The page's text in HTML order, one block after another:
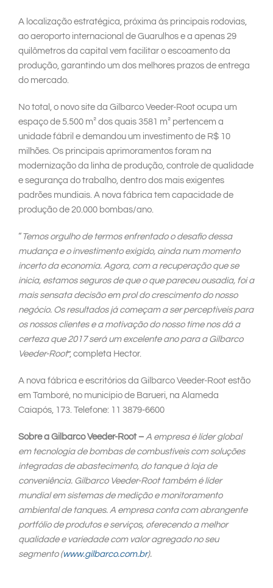
A localização estratégica, próxima às principais rodovias,
ao aeroporto internacional de Guarulhos e a apenas 29
quilômetros da capital vem facilitar o escoamento da
produção, garantindo um dos melhores prazos de entrega
do mercado.
No total, o novo site da Gilbarco Veeder-Root ocupa um
espaço de 5.500 m² dos quais 3581 m² pertencem a
unidade fábril e demandou um investimento de R$ 10
milhões. Os principais aprimoramentos foram na
modernização da linha de produção, controle de qualidade
e segurança do trabalho, dentro dos mais exigentes
padrões mundiais. A nova fábrica tem capacidade de
produção de 20.000 bombas/ano.
“ Temos orgulho de termos enfrentado o desafio dessa
mudança e o investimento exigido, ainda num momento
incerto da economia. Agora, com a recuperação que se
inicia, estamos seguros de que o que pareceu ousadia, foi a
mais sensata decisão em prol do crescimento do nosso
negócio. Os resultados já começam a ser perceptiveis para
os nossos clientes e a motivação do nosso time nos dá a
certeza que 2017 será um excelente ano para a Gilbarco
Veeder-Root”, completa Hector.
A nova fábrica e escritórios da Gilbarco Veeder-Root estão
em Tamboré, no município de Barueri, na Alameda
Caiapós, 173. Telefone: 11 3879-6600
Sobre a Gilbarco Veeder-Root – A empresa é líder global
em tecnologia de bombas de combustíveis com soluções
integradas de abastecimento, do tanque à loja de
conveniência. Gilbarco Veeder-Root também é líder
mundial em sistemas de medição e monitoramento
ambiental de tanques. A empresa conta com abrangente
portfólio de produtos e serviços, oferecendo a melhor
qualidade e variedade com valor agregado no seu
segmento (www.gilbarco.com.br).